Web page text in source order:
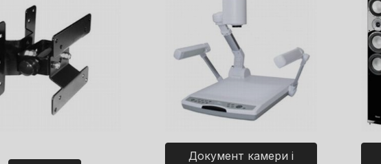
Документ камери і